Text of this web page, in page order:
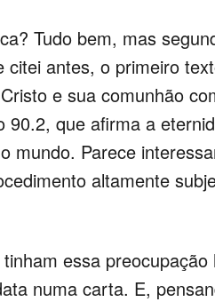
Tudo bem, mas
citei antes, o primeiro
e sua comunhão
90.2, que afirma a
mundo. Parece
altamente
essa
numa carta. E,